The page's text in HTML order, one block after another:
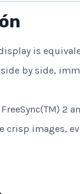
is
by side,
2
crisp images,